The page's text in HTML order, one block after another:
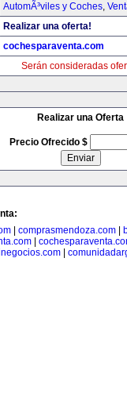
AutomÃ³viles y Coches,
Realizar una oferta!
cochesparaventa.com
Serán consideradas
Realizar una Oferta
Precio Ofrecido $
| comprasmendoza.com|
|